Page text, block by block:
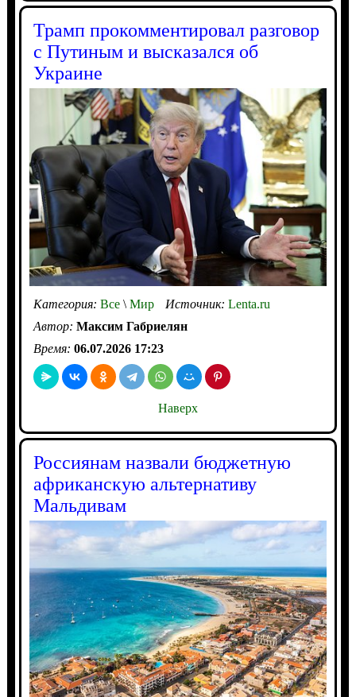
Трамп прокомментировал разговор
с Путиным и высказался об
Украине
Категория: Все\Мир Источник: Lenta.ru
Автор: Максим Габриелян
Время: 06.07.2026 17:23
Наверх
Россиянам назвали бюджетную
африканскую альтернативу
Мальдивам